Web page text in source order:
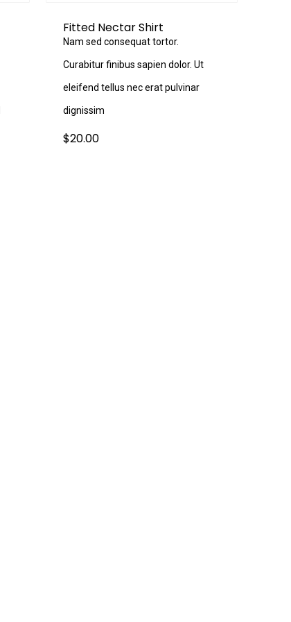
Fitted Nectar Shirt
Nam sed consequat tortor.
Curabitur finibus sapien dolor. Ut
eleifend tellus nec erat pulvinar
dignissim
$20.00